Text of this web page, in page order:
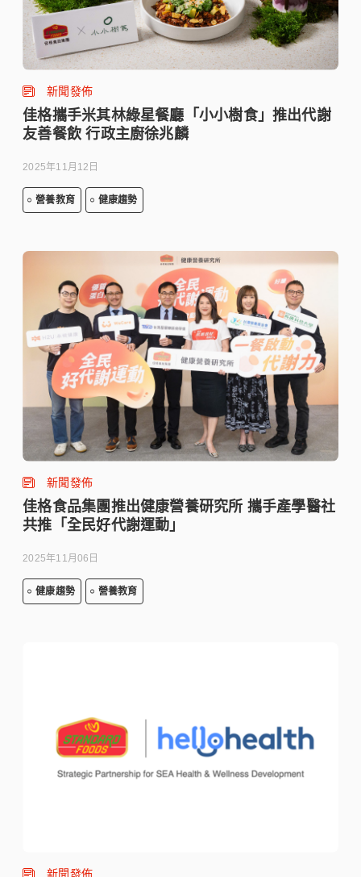
新聞發佈
佳格攜手米其林綠星餐廳「小小樹食」推出代謝
友善餐飲 行政主廚徐兆麟
2025年11月12日
營養教育 健康趨勢
新聞發佈
佳格食品集團推出健康營養研究所 攜手產學醫社
共推「全民好代謝運動」
2025年11月06日
健康趨勢 營養教育
新聞發佈